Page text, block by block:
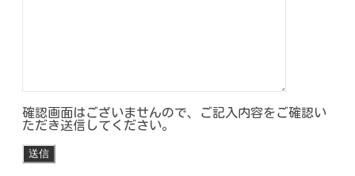
確認画面はございませんので、ご記入内容をご確認い
ただき送信してください。